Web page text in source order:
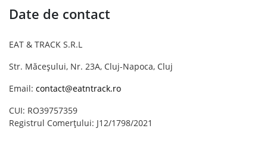
Date de contact
EAT & TRACK S.R.L
Str. Măceșului, Nr. 23A, Cluj-Napoca, Cluj
Email: contact@eatntrack.ro
CUI: RO39757359
Registrul Comerțului: J12/1798/2021